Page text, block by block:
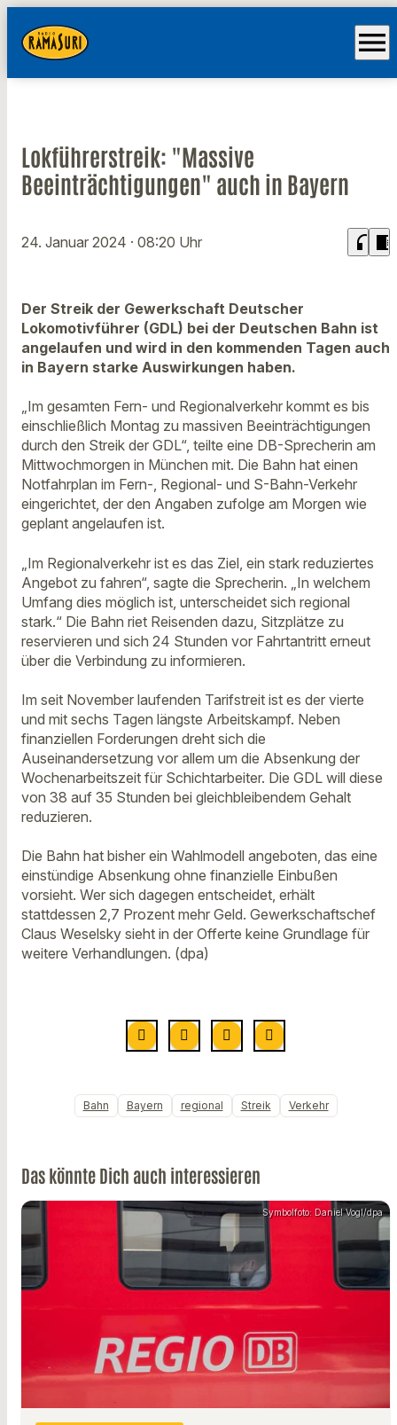
menu
Lokführerstreik: "Massive
Beeinträchtigungen" auch in Bayern
24. Januar 2024 · 08:20 Uhr headphones chrome_reader_mode
Der Streik der Gewerkschaft Deutscher
Lokomotivführer (GDL) bei der Deutschen Bahn ist
angelaufen und wird in den kommenden Tagen auch
in Bayern starke Auswirkungen haben.
„Im gesamten Fern- und Regionalverkehr kommt es bis
einschließlich Montag zu massiven Beeinträchtigungen
durch den Streik der GDL“, teilte eine DB-Sprecherin am
Mittwochmorgen in München mit. Die Bahn hat einen
Notfahrplan im Fern-, Regional- und S-Bahn-Verkehr
eingerichtet, der den Angaben zufolge am Morgen wie
geplant angelaufen ist.
„Im Regionalverkehr ist es das Ziel, ein stark reduziertes
Angebot zu fahren“, sagte die Sprecherin. „In welchem
Umfang dies möglich ist, unterscheidet sich regional
stark.“ Die Bahn riet Reisenden dazu, Sitzplätze zu
reservieren und sich 24 Stunden vor Fahrtantritt erneut
über die Verbindung zu informieren.
Im seit November laufenden Tarifstreit ist es der vierte
und mit sechs Tagen längste Arbeitskampf. Neben
finanziellen Forderungen dreht sich die
Auseinandersetzung vor allem um die Absenkung der
Wochenarbeitszeit für Schichtarbeiter. Die GDL will diese
von 38 auf 35 Stunden bei gleichbleibendem Gehalt
reduzieren.
Die Bahn hat bisher ein Wahlmodell angeboten, das eine
einstündige Absenkung ohne finanzielle Einbußen
vorsieht. Wer sich dagegen entscheidet, erhält
stattdessen 2,7 Prozent mehr Geld. Gewerkschaftschef
Claus Weselsky sieht in der Offerte keine Grundlage für
weitere Verhandlungen. (dpa)
Bahn Bayern regional Streik Verkehr
Das könnte Dich auch interessieren
Symbolfoto: Daniel Vogl/dpa